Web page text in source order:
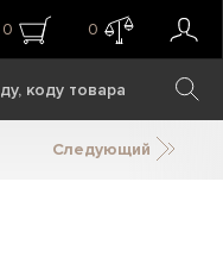
0 0
Следующий